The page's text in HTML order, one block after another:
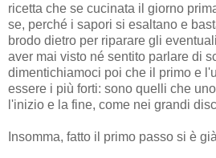
ricetta che se cucinata il giorno
se, perché i sapori si esaltano e
brodo dietro per riparare gli
aver mai visto né sentito parlare di
dimentichiamoci poi che il primo e
essere i più forti: sono quelli che
l'inizio e la fine, come nei grandi
Insomma, fatto il primo passo si è